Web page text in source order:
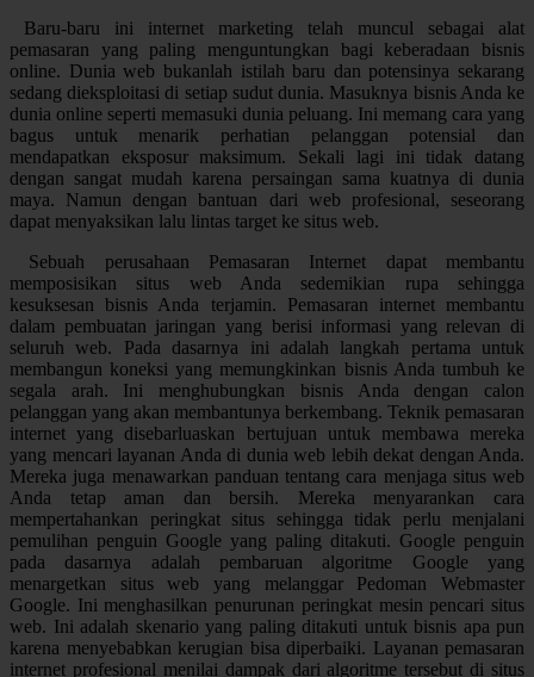
Baru-baru ini internet marketing telah muncul sebagai alat
pemasaran yang paling menguntungkan bagi keberadaan bisnis
online. Dunia web bukanlah istilah baru dan potensinya sekarang
sedang dieksploitasi di setiap sudut dunia. Masuknya bisnis Anda ke
dunia online seperti memasuki dunia peluang. Ini memang cara yang
bagus untuk menarik perhatian pelanggan potensial dan
mendapatkan eksposur maksimum. Sekali lagi ini tidak datang
dengan sangat mudah karena persaingan sama kuatnya di dunia
maya. Namun dengan bantuan dari web profesional, seseorang
dapat menyaksikan lalu lintas target ke situs web.
Sebuah perusahaan Pemasaran Internet dapat membantu
memposisikan situs web Anda sedemikian rupa sehingga
kesuksesan bisnis Anda terjamin. Pemasaran internet membantu
dalam pembuatan jaringan yang berisi informasi yang relevan di
seluruh web. Pada dasarnya ini adalah langkah pertama untuk
membangun koneksi yang memungkinkan bisnis Anda tumbuh ke
segala arah. Ini menghubungkan bisnis Anda dengan calon
pelanggan yang akan membantunya berkembang. Teknik pemasaran
internet yang disebarluaskan bertujuan untuk membawa mereka
yang mencari layanan Anda di dunia web lebih dekat dengan Anda.
Mereka juga menawarkan panduan tentang cara menjaga situs web
Anda tetap aman dan bersih. Mereka menyarankan cara
mempertahankan peringkat situs sehingga tidak perlu menjalani
pemulihan penguin Google yang paling ditakuti. Google penguin
pada dasarnya adalah pembaruan algoritme Google yang
menargetkan situs web yang melanggar Pedoman Webmaster
Google. Ini menghasilkan penurunan peringkat mesin pencari situs
web. Ini adalah skenario yang paling ditakuti untuk bisnis apa pun
karena menyebabkan kerugian bisa diperbaiki. Layanan pemasaran
internet profesional menilai dampak dari algoritme tersebut di situs